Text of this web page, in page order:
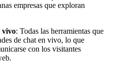
empresas que exploran
vivo: Todas las herramientas que
de chat en vivo, lo que
con los visitantes